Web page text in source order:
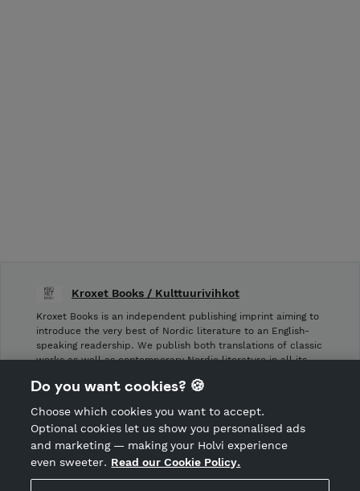
Hosted by Holvi
Kroxet Books / Kulttuurivihkot
Kroxet Books is an independent publishing imprint aiming to
introduce the very best of Nordic literature to an English-
speaking readership. We publish both translations of classic
works as well as contemporary Nordic literature in all its
CANCEL ORDER
Do you want cookies? 🍪
Choose which cookies you want to accept.
Optional cookies let us show you personalised ads
and marketing — making your Holvi experience
even sweeter. Read our Cookie Policy.